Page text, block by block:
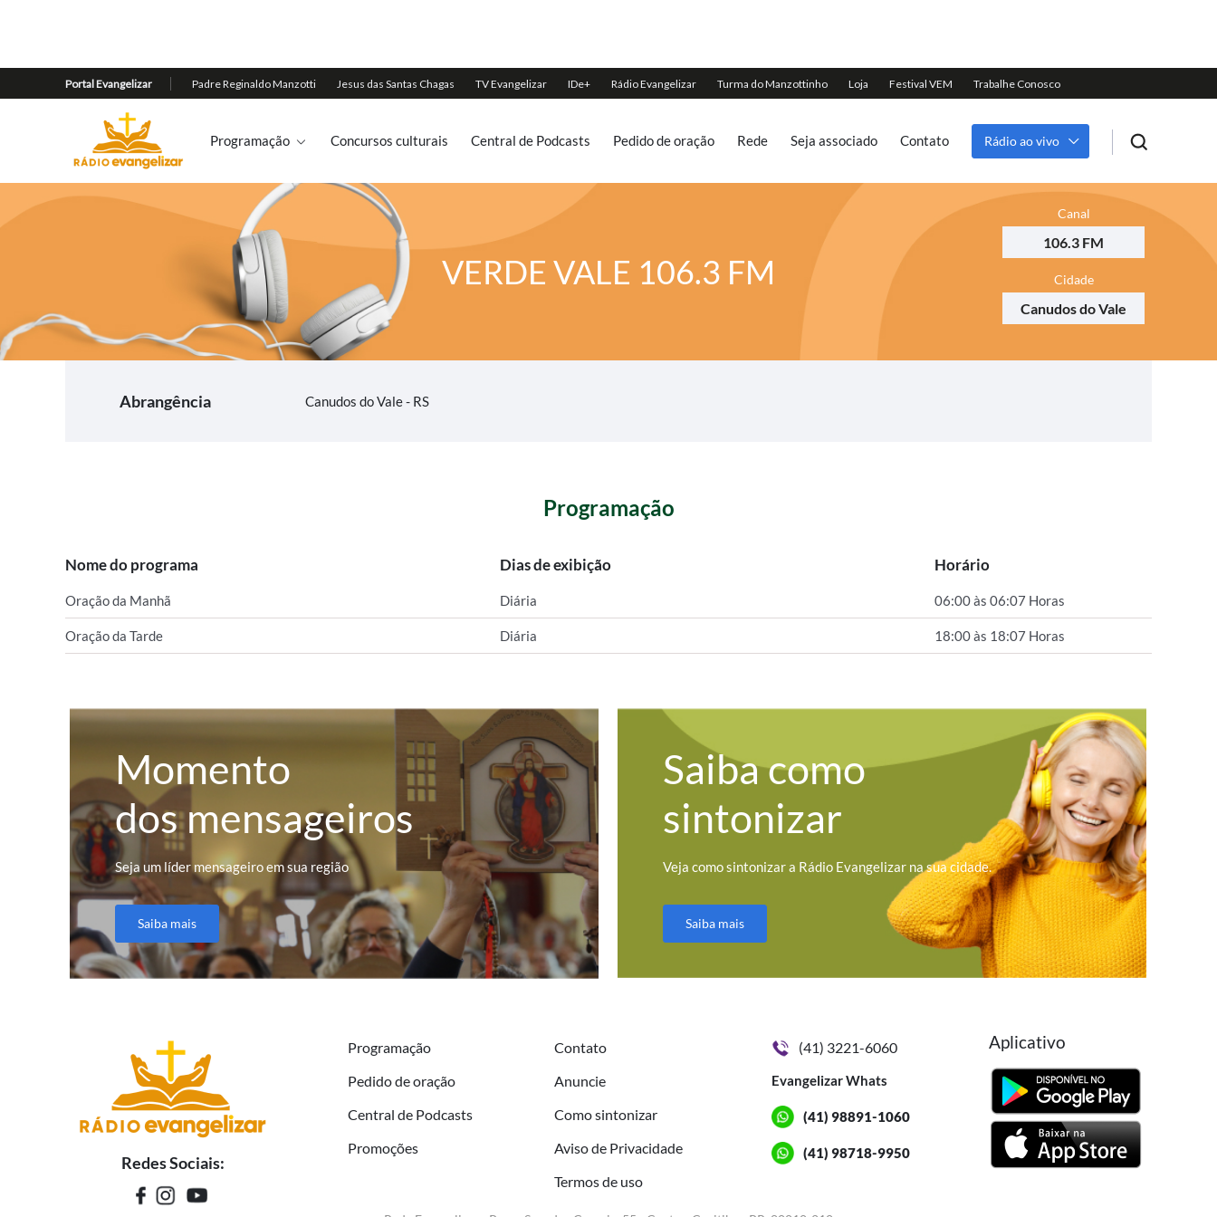
Programação Concursos culturais Central de Podcasts Pedido de oração Rede Seja associado Contato Rádio ao vivo
VERDE VALE 106.3 FM
Canal
106.3 FM
Cidade
Canudos do Vale
Abrangência Canudos do Vale - RS
Programação
Nome do programa Dias de exibição Horário
Oração da Manhã Diária 06:00 às 06:07 Horas
Oração da Tarde Diária 18:00 às 18:07 Horas
Momento
dos mensageiros
Seja um líder mensageiro em sua região
Saiba mais
Saiba como
sintonizar
Veja como sintonizar a Rádio Evangelizar na sua cidade.
Saiba mais
Redes Sociais:
Programação
Pedido de oração
Central de Podcasts
Promoções
Contato
Anuncie
Como sintonizar
Aviso de Privacidade
Termos de uso
(41) 3221-6060
Evangelizar Whats
(41) 98891-1060
(41) 98718-9950
Aplicativo